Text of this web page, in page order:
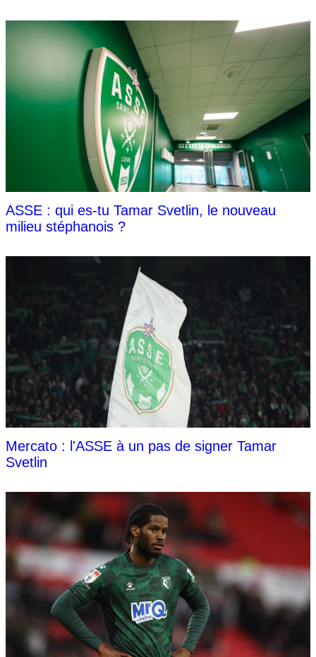
ASSE : qui es-tu Tamar Svetlin, le nouveau
milieu stéphanois ?
Mercato : l'ASSE à un pas de signer Tamar
Svetlin